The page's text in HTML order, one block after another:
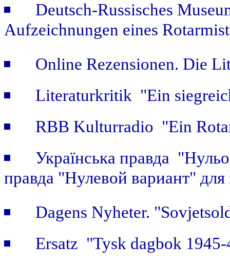
Deutsch-Russisches
Aufzeichnungen eines
Online Rezensionen. Die
Literaturkritik "Ein
RBB Kulturradio "Ein
Українська правда
правда "Нулевой вариант"
Dagens Nyheter.
Ersatz "Tysk dagbok